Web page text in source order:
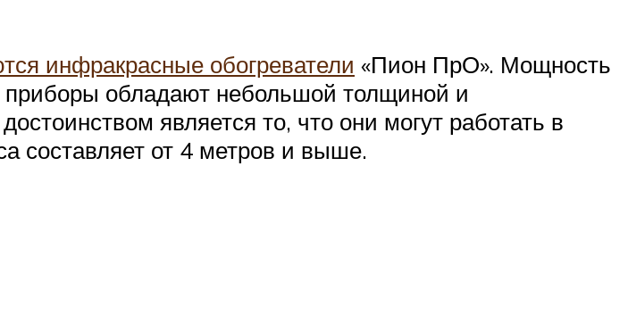
инфракрасные обогреватели «Пион ПрО». Мощность
приборы обладают небольшой толщиной и
является то, что они могут работать в
составляет от 4 метров и выше.